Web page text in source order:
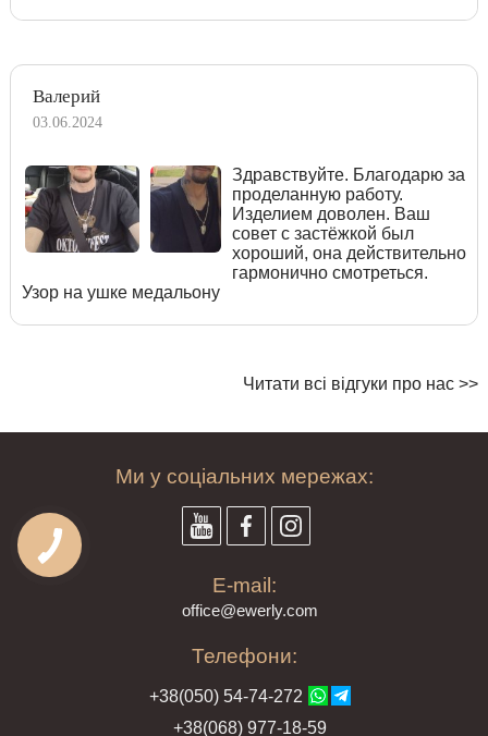
Валерий
03.06.2024
Здравствуйте. Благодарю за
проделанную работу.
Изделием доволен. Ваш
совет с застёжкой был
хороший, она действительно
гармонично смотреться.
Узор на ушке медальону
Читати всі відгуки про нас >>
Ми у соціальних мережах:
E-mail:
office@ewerly.com
Телефони:
+38(050) 54-74-272
+38(068) 977-18-59